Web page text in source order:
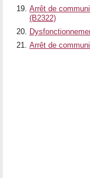
Arrêt de
(B2322)
Arrêt de